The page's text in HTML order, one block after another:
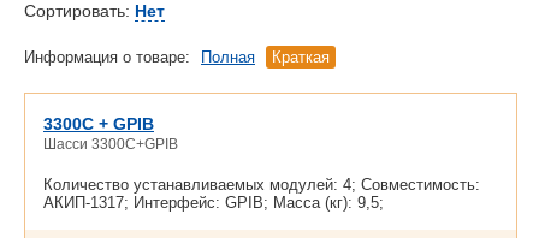
Сортировать: Нет
Информация о товаре: Полная Краткая
3300C + GPIB
Шасси 3300C+GPIB
Количество устанавливаемых модулей: 4; Совместимость:
АКИП-1317; Интерфейс: GPIB; Масса (кг): 9,5;